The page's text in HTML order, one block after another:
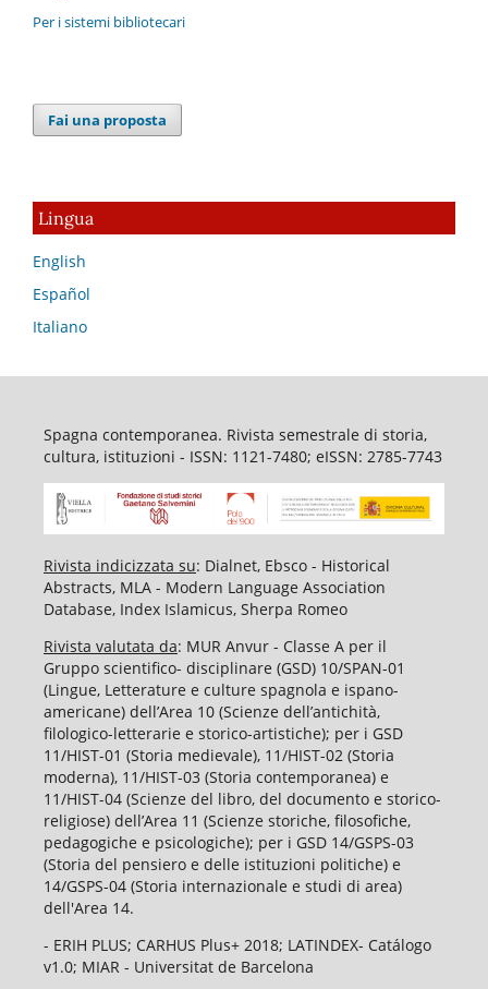
Per i sistemi bibliotecari
Fai una proposta
Lingua
English
Español
Italiano
Spagna contemporanea. Rivista semestrale di storia,
cultura, istituzioni - ISSN: 1121-7480; eISSN: 2785-7743
Rivista indicizzata su: Dialnet, Ebsco - Historical
Abstracts, MLA - Modern Language Association
Database, Index Islamicus, Sherpa Romeo
Rivista valutata da: MUR Anvur - Classe A per il
Gruppo scientifico- disciplinare (GSD) 10/SPAN-01
(Lingue, Letterature e culture spagnola e ispano-
americane) dell’Area 10 (Scienze dell’antichità,
filologico-letterarie e storico-artistiche); per i GSD
11/HIST-01 (Storia medievale), 11/HIST-02 (Storia
moderna), 11/HIST-03 (Storia contemporanea) e
11/HIST-04 (Scienze del libro, del documento e storico-
religiose) dell’Area 11 (Scienze storiche, filosofiche,
pedagogiche e psicologiche); per i GSD 14/GSPS-03
(Storia del pensiero e delle istituzioni politiche) e
14/GSPS-04 (Storia internazionale e studi di area)
dell'Area 14.
- ERIH PLUS; CARHUS Plus+ 2018; LATINDEX- Catálogo
v1.0; MIAR - Universitat de Barcelona